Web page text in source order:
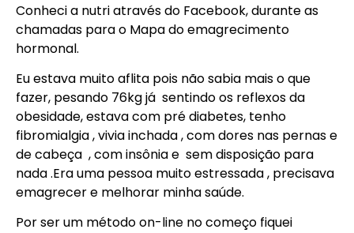
Conheci a nutri através do Facebook, durante as
chamadas para o Mapa do emagrecimento
hormonal.
Eu estava muito aflita pois não sabia mais o que
fazer, pesando 76kg já sentindo os reflexos da
obesidade, estava com pré diabetes, tenho
fibromialgia , vivia inchada , com dores nas pernas e
de cabeça , com insônia e sem disposição para
nada .Era uma pessoa muito estressada , precisava
emagrecer e melhorar minha saúde.
Por ser um método on-line no começo fiquei